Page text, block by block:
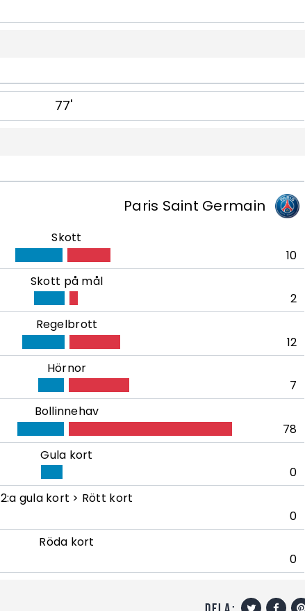
77'
Paris Saint Germain
Skott
10
Skott på mål
2
Regelbrott
12
Hörnor
7
Bollinnehav
78
Gula kort
0
2:a gula kort > Rött kort
0
Röda kort
0
dela: